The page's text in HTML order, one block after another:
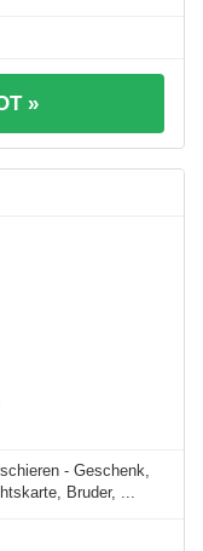
»
- Geschenk,
Bruder, ...